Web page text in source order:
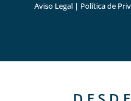
Aviso Legal | Política de